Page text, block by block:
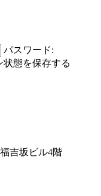
パスワード:
状態を保存する
吉坂ビル4階